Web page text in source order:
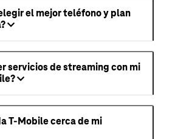
el mejor teléfono y plan
servicios de streaming con mi
T-Mobile cerca de mi